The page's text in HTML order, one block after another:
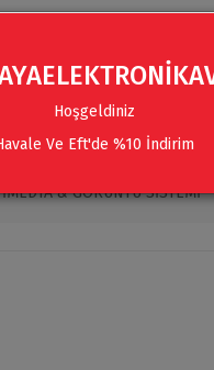
& GÖRÜNTÜ SISTEMI
Hoşgeldiniz
Ve Eft'de %10 İndirim